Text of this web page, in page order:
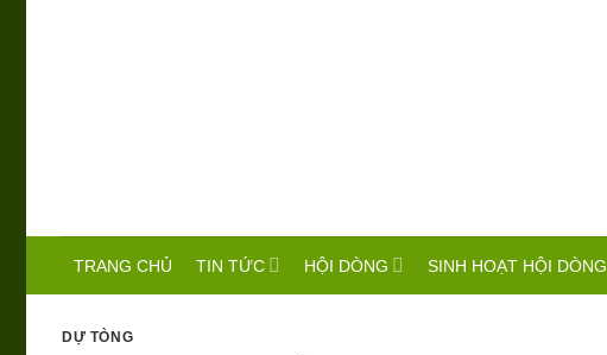
TRANG CHỦ TIN TỨC HỘI DÒNG SINH HOẠT HỘI DÒNG
DỰ TÒNG